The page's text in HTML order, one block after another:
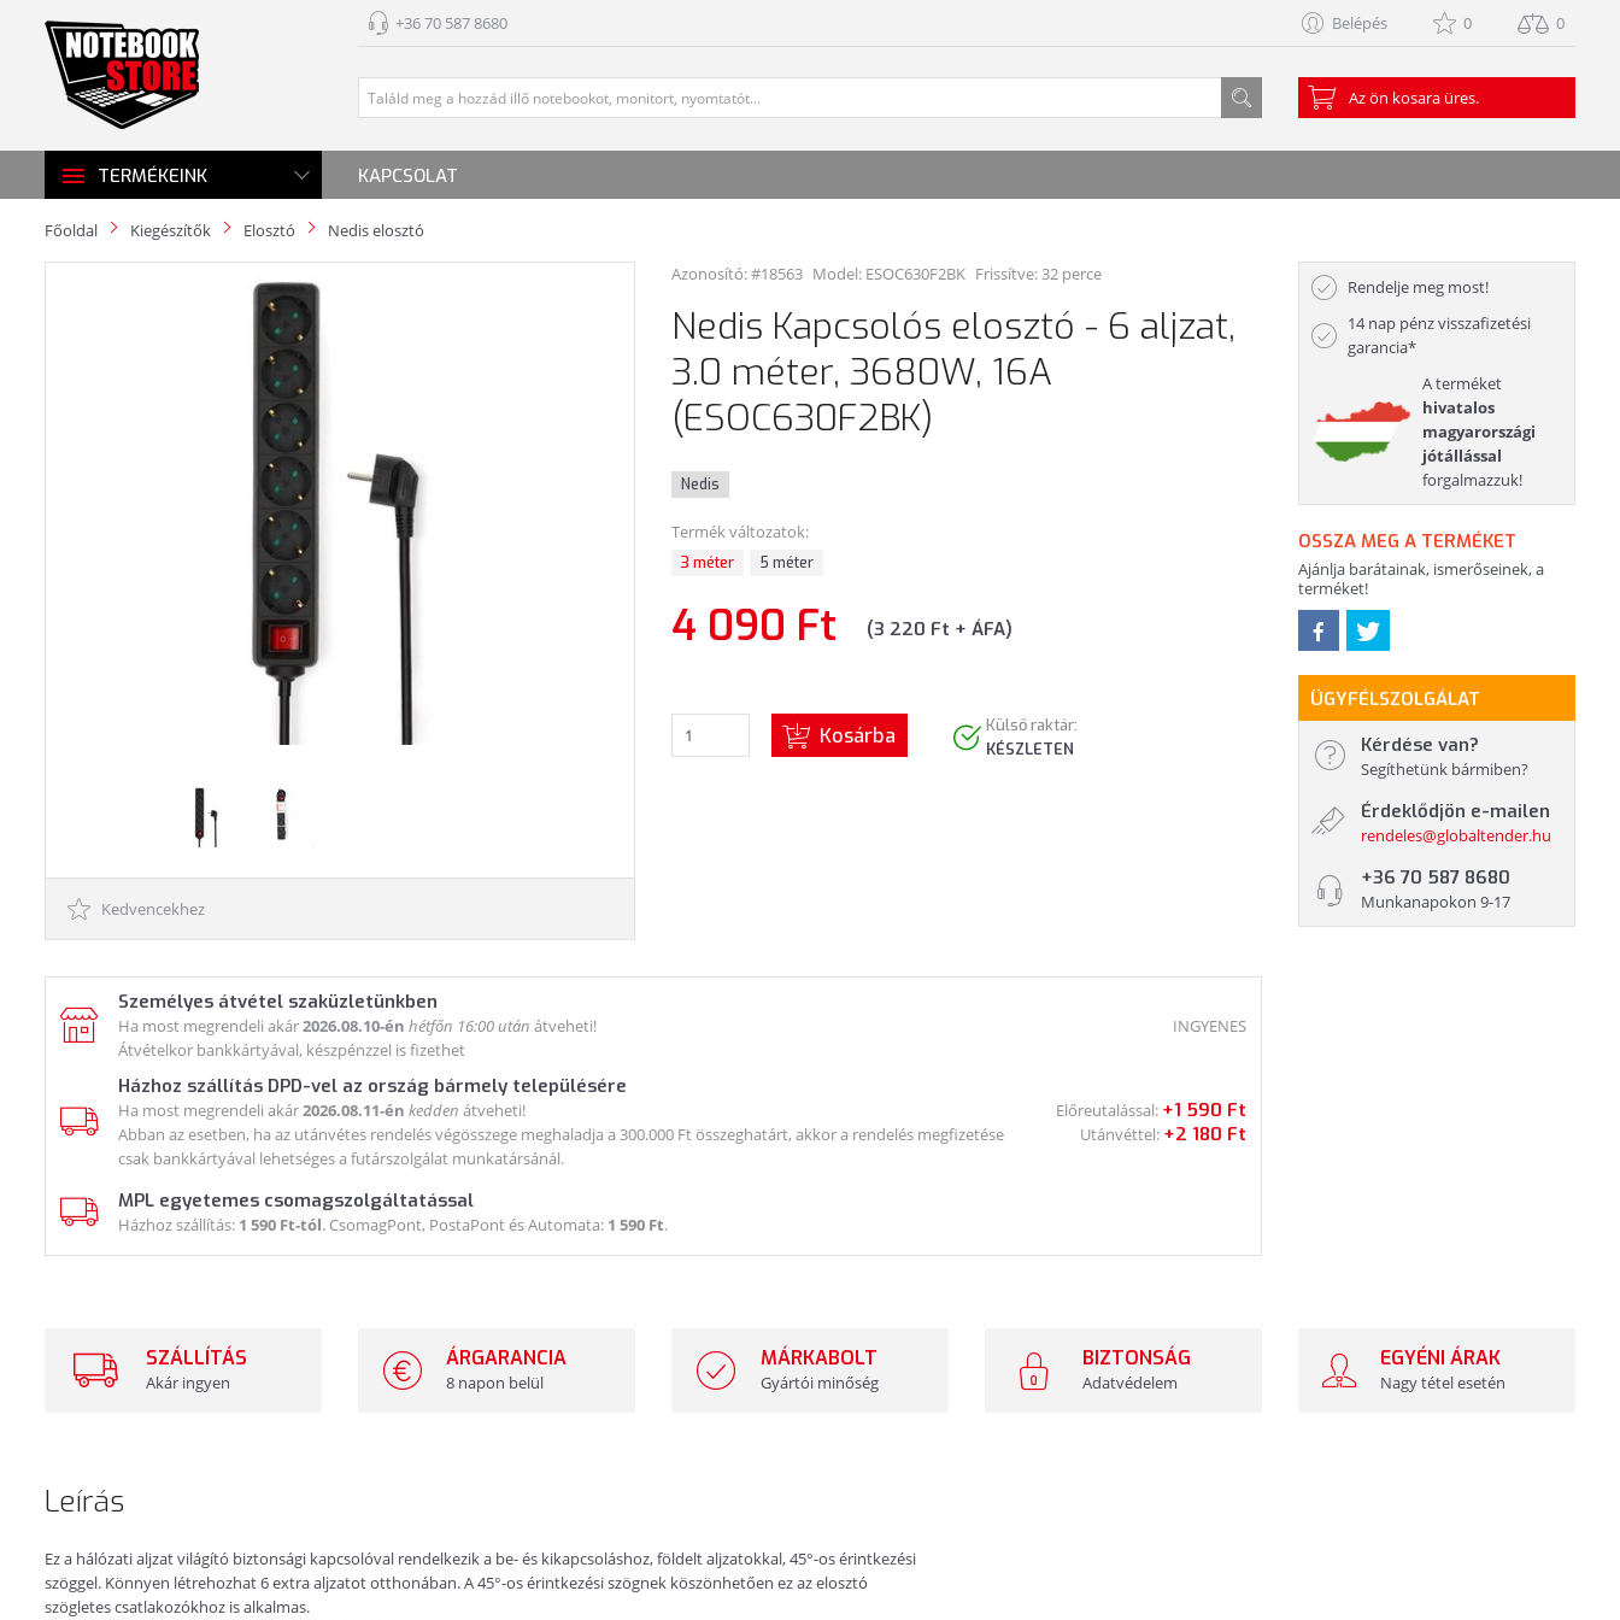
+36 70 587 8680 Belépés 0 0
Az ön kosara üres.
TERMÉKEINK KAPCSOLAT
Főoldal Kiegészítők Elosztó Nedis elosztó
Kedvencekhez
Azonosító: #18563 Model: ESOC630F2BK Frissítve: 32 perce
Nedis Kapcsolós elosztó - 6 aljzat,
3.0 méter, 3680W, 16A
(ESOC630F2BK)
Nedis
Termék változatok:
3 méter 5 méter
4 090 Ft (3 220 Ft + ÁFA)
Kosárba
Külső raktár:
KÉSZLETEN
Személyes átvétel szaküzletünkben
Ha most megrendeli akár2026.08.10-én hétfőn 16:00 után átveheti!
Átvételkor bankkártyával, készpénzzel is fizethet
INGYENES
Házhoz szállítás DPD-vel az ország bármely településére
Ha most megrendeli akár2026.08.11-én kedden átveheti!
Abban az esetben, ha az utánvétes rendelés végösszege meghaladja a 300.000 Ft összeghatárt, akkor a rendelés megfizetése
csak bankkártyával lehetséges a futárszolgálat munkatársánál.
Előreutalással: +1 590 Ft
Utánvéttel: +2 180 Ft
MPL egyetemes csomagszolgáltatással
Házhoz szállítás: 1 590 Ft-tól. CsomagPont, PostaPont és Automata: 1 590 Ft.
Rendelje meg most!
14 nap pénz visszafizetési
garancia*
A terméket
hivatalos
magyarországi
jótállással
forgalmazzuk!
OSSZA MEG A TERMÉKET
Ajánlja barátainak, ismerőseinek, a
terméket!
ÜGYFÉLSZOLGÁLAT
Kérdése van?
Segíthetünk bármiben?
Érdeklődjön e-mailen
rendeles@globaltender.hu
+36 70 587 8680
Munkanapokon 9-17
SZÁLLÍTÁS
Akár ingyen
ÁRGARANCIA
8 napon belül
MÁRKABOLT
Gyártói minőség
BIZTONSÁG
Adatvédelem
EGYÉNI ÁRAK
Nagy tétel esetén
Leírás
Ez a hálózati aljzat világító biztonsági kapcsolóval rendelkezik a be- és kikapcsoláshoz, földelt aljzatokkal, 45°-os érintkezési
szöggel. Könnyen létrehozhat 6 extra aljzatot otthonában. A 45°-os érintkezési szögnek köszönhetően ez az elosztó
szögletes csatlakozókhoz is alkalmas.